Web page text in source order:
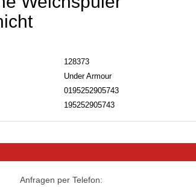
128373
Under Armour
0195252905743
195252905743
Anfragen per Telefon: